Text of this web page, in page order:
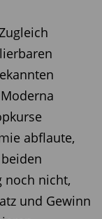
abflaute,
noch nicht,
und Gewinn